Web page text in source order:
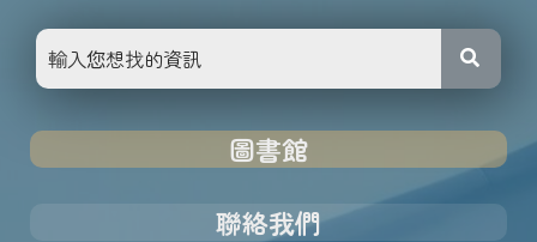
圖書館
聯絡我們